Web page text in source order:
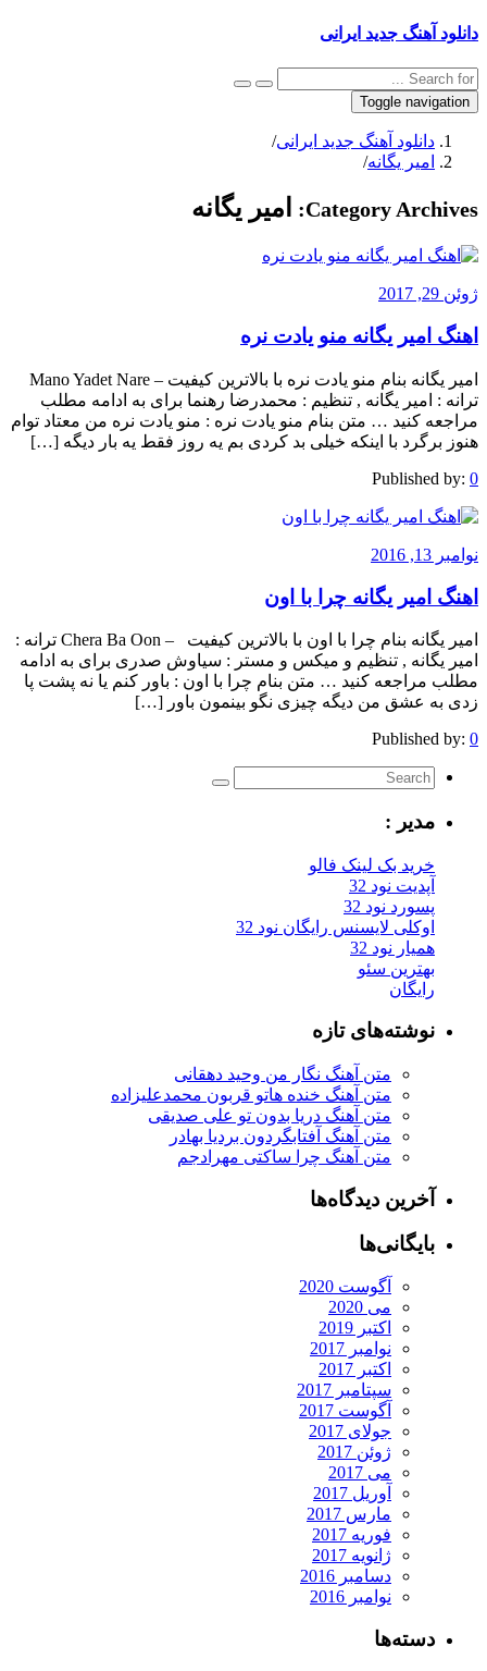
دانلود آهنگ جدید ایرانی
Toggle navigation
دانلود آهنگ جدید ایرانی/
امیر یگانه/
Category Archives: امیر یگانه
ژوئن 29, 2017
اهنگ امیر یگانه منو یادت نره
امیر یگانه بنام منو یادت نره با بالاترین کیفیت – Mano Yadet Nare
ترانه : امیر یگانه , تنظیم : محمدرضا رهنما برای به ادامه مطلب
مراجعه کنید … متن بنام منو یادت نره : منو یادت نره من معتاد توام
هنوز برگرد با اینکه خیلی بد کردی بم یه روز فقط یه بار دیگه […]
Published by: 0
نوامبر 13, 2016
اهنگ امیر یگانه چرا با اون
امیر یگانه بنام چرا با اون با بالاترین کیفیت – Chera Ba Oon ترانه :
امیر یگانه , تنظیم و میکس و مستر : سیاوش صدری برای به ادامه
مطلب مراجعه کنید … متن بنام چرا با اون : باور کنم یا نه پشت پا
زدی به عشق من دیگه چیزی نگو بینمون باور […]
Published by: 0
مدیر :
خرید بک لینک فالو
آپدیت نود 32
پسورد نود 32
اوکلی لایسنس رایگان نود 32
همیار نود 32
بهترین سئو
رایگان
نوشته‌های تازه
متن آهنگ نگار من وحید دهقانی
متن آهنگ خنده هاتو قربون محمدعلیزاده
متن آهنگ دریا بدون تو علی صدیقی
متن آهنگ آفتابگردون بردیا بهادر
متن آهنگ چرا ساکتی مهرادجم
آخرین دیدگاه‌ها
بایگانی‌ها
آگوست 2020
می 2020
اکتبر 2019
نوامبر 2017
اکتبر 2017
سپتامبر 2017
آگوست 2017
جولای 2017
ژوئن 2017
می 2017
آوریل 2017
مارس 2017
فوریه 2017
ژانویه 2017
دسامبر 2016
نوامبر 2016
دسته‌ها